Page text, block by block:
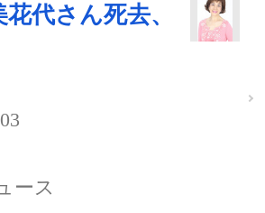
代さん死去、
ース